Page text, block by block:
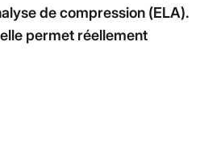
de compression (ELA).
permet réellement